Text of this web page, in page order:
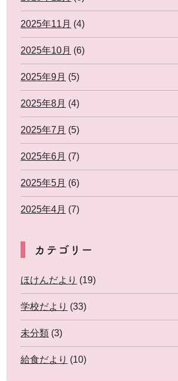
2025年11月 (4)
2025年10月 (6)
2025年9月 (5)
2025年8月 (4)
2025年7月 (5)
2025年6月 (7)
2025年5月 (6)
2025年4月 (7)
カテゴリー
ほけんだより (19)
学校だより (33)
未分類 (3)
給食だより (10)